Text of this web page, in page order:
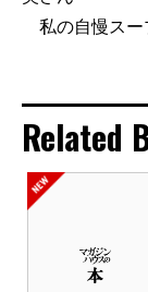
私の自慢スー
Related